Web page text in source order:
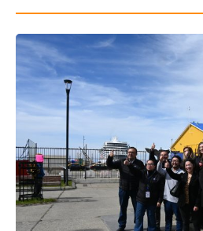
AUDIOS
VIDEOS
GALERIA DE FOTOS
APP MÓVIL
TRANSPARENCIA